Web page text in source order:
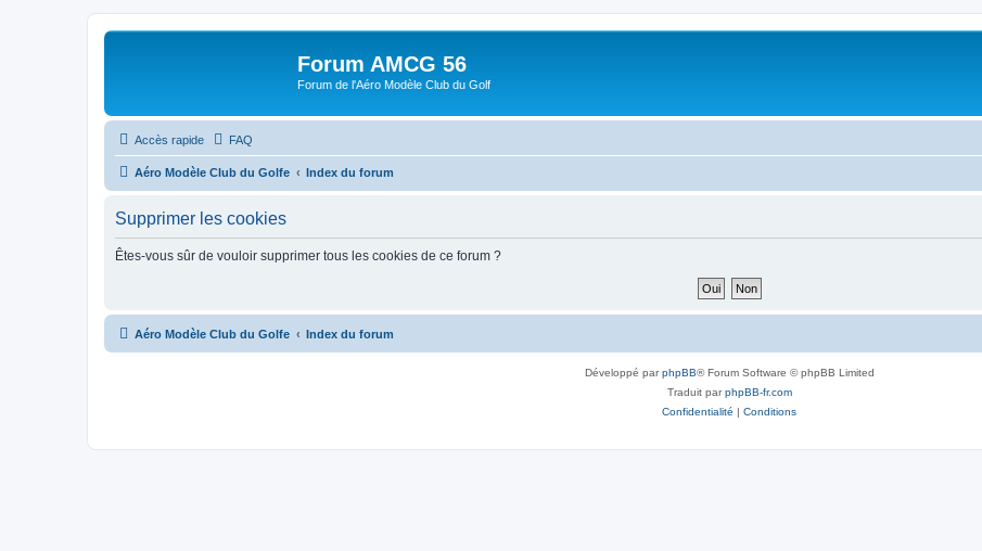
Forum AMCG 56
Forum de l'Aéro Modèle Club du Golf
Accès rapide FAQ
Aéro Modèle Club du Golfe Index du forum
Supprimer les cookies
Êtes-vous sûr de vouloir supprimer tous les cookies de ce forum ?
Aéro Modèle Club du Golfe Index du forum
Développé parphpBB® Forum Software © phpBB Limited
Traduit parphpBB-fr.com
Confidentialité | Conditions